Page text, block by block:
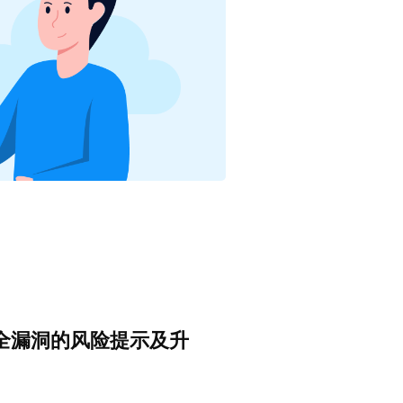
洞的风险提示及升